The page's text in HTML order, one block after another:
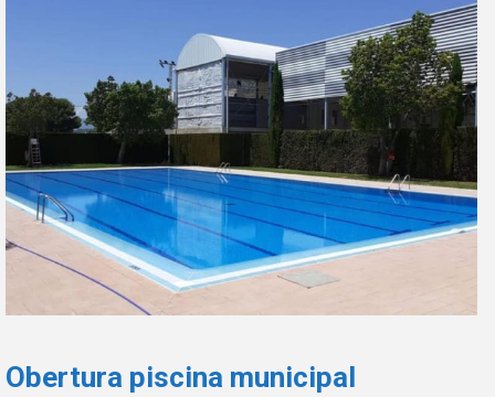
Obertura piscina municipal